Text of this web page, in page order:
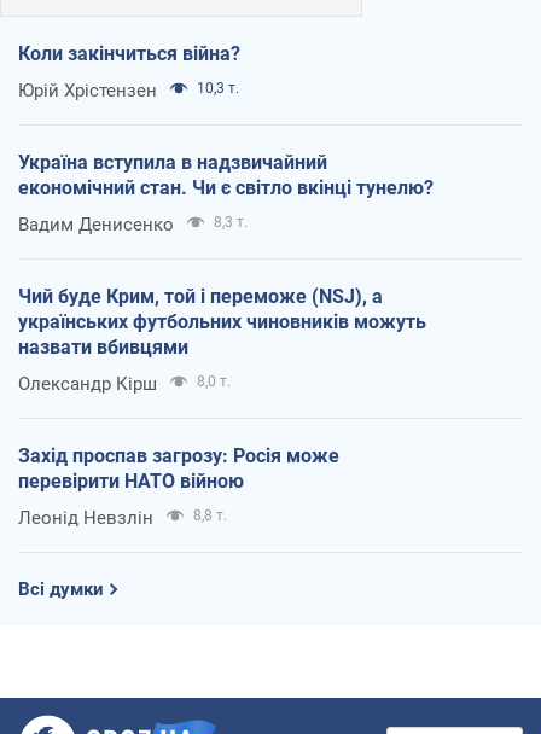
Коли закінчиться війна?
Юрій Хрістензен 10,3 т.
Україна вступила в надзвичайний
економічний стан. Чи є світло вкінці тунелю?
Вадим Денисенко 8,3 т.
Чий буде Крим, той і переможе (NSJ), а
українських футбольних чиновників можуть
назвати вбивцями
Олександр Кірш 8,0 т.
Захід проспав загрозу: Росія може
перевірити НАТО війною
Леонід Невзлін 8,8 т.
Всі думки